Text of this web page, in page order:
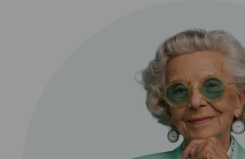
Intempus Web